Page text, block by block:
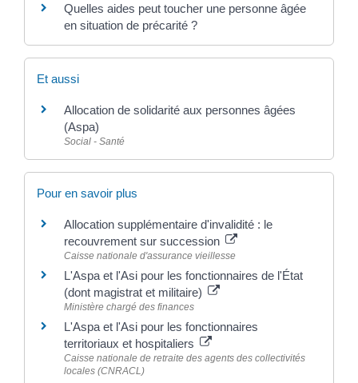
Quelles aides peut toucher une personne âgée
en situation de précarité ?
Et aussi
Allocation de solidarité aux personnes âgées
(Aspa)
Social - Santé
Pour en savoir plus
Allocation supplémentaire d'invalidité : le
recouvrement sur succession
Caisse nationale d'assurance vieillesse
L'Aspa et l'Asi pour les fonctionnaires de l'État
(dont magistrat et militaire)
Ministère chargé des finances
L'Aspa et l'Asi pour les fonctionnaires
territoriaux et hospitaliers
Caisse nationale de retraite des agents des collectivités
locales (CNRACL)